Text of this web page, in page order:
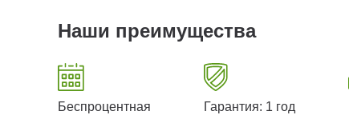
Наши преимущества
Беспроцентная
Гарантия: 1 год